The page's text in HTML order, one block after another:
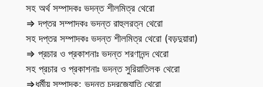
সহ অর্থ সম্পাদকঃ ভদন্ত শীলমিত্র থেরো
⇒ দপ্তর সম্পাদকঃ ভদন্ত রাহুলরত্ন থেরো
সহ দপ্তর সম্পাদকঃ ভদন্ত শীলমিত্র থেরো (বড়দুয়ারা)
⇒ প্রচার ও প্রকাশনাঃ ভদন্ত শরণানন্দ থেরো
সহ প্রচার ও প্রকাশনাঃ ভদন্ত সুরিয়াতিলক থেরো
⇒ধর্মীয় সম্পাদক: ভদন্ত চন্দ্রজ্যোতি থেরো